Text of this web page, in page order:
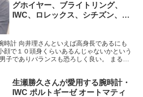
グホイヤー、ブライトリング、
IWC、ロレックス、シチズン、セ
時計 向井理さんといえば高身長であるにも
顔で１０頭身くらいあるんじゃないかという
子でありバランスも恐ろしく良い。 まるで
生瀬勝久さんが愛用する腕時計・
IWC ポルトギーゼ オートマティ